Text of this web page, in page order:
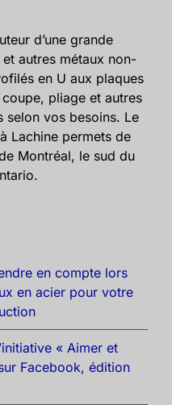
d’une grande
et autres métaux non-
en U aux plaques
pliage et autres
selon vos besoins. Le
Lachine permets de
Montréal, le sud du
en compte lors
en acier pour votre
« Aimer et
Facebook, édition